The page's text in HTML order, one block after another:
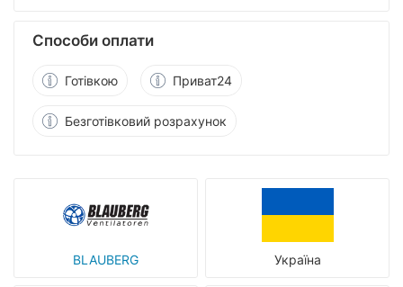
BLAUBERG Україна
Способи оплати
Готівкою Приват24
Безготівковий розрахунок